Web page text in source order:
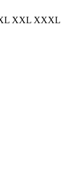
XXL XXXL